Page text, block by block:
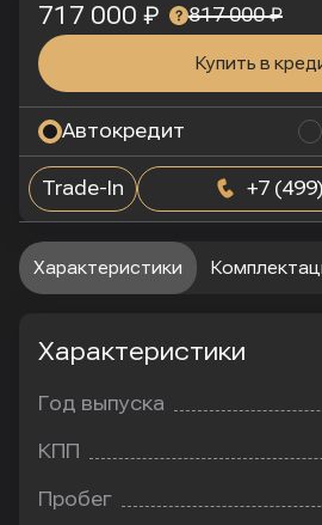
717 000 ₽ 817 000 ₽
Купить в
Автокредит
Trade-In +7
Характеристики
Характеристики
Год выпуска
КПП
Пробег